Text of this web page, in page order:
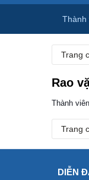
Trang
Rao
Thành
Trang
Thành
DIỄN